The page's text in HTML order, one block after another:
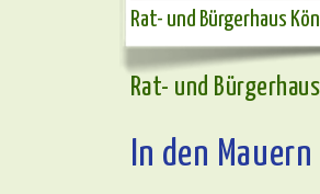
Rat- und Bürgerhaus
Rat- und
In den